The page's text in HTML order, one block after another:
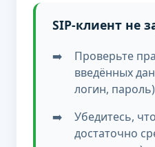
SIP-клиент не
Проверьте
введённых
логин, пароль)
Убедитесь,
достаточно